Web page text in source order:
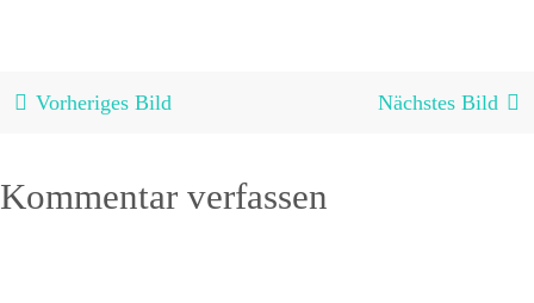
Vorheriges Bild Nächstes Bild
Kommentar verfassen